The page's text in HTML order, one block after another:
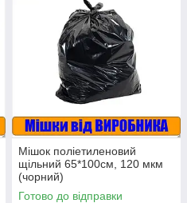
Мішок поліетиленовий
щільний 65*100см, 120 мкм
(чорний)
Готово до відправки